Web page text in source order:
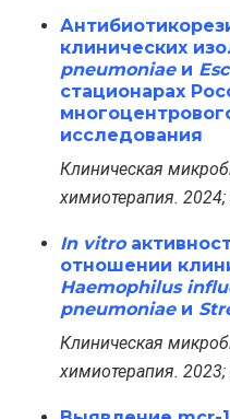
клинических
pneumoniaeи
стационарах
исследования
Клиническая
химиотерапия.
In vitro
отношении
Haemophilus
pneumoniaeи
Клиническая
химиотерапия.